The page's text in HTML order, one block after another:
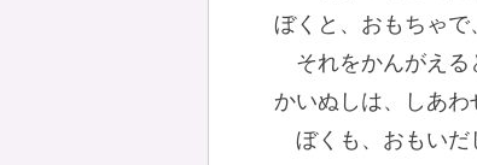
ぼくと、おもちゃで
それをかんがえる
かいぬしは、しあわ
ぼくも、おもいだ